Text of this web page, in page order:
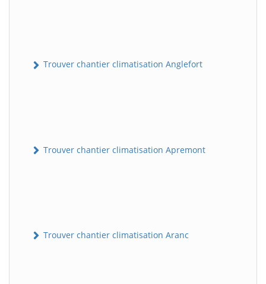
Trouver chantier climatisation Anglefort
Trouver chantier climatisation Apremont
Trouver chantier climatisation Aranc